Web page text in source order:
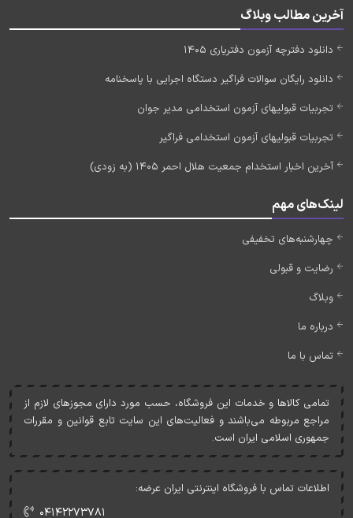
آخرین مطالب وبلاگ
دانلود دفترچه آزمون دفتریاری 1405
دانلود رایگان سوالات فراگیر دستگاه اجرایی با پاسخنامه
تجربیات قبولیهای آزمون استخدامی مدیر جوان
تجربیات قبولیهای آزمون استخدامی فراگیر
آخرین اخبار استخدام جمعیت هلال احمر 1405 (به زودی)
لینک‌های مهم
چهارشنبه‌های تخفیفی
رضایت و قبولی
وبلاگ
درباره ما
تماس با ما
تمامی کالاها و خدمات اين فروشگاه، حسب مورد دارای مجوزهای لازم از
مراجع مربوطه می‌باشند و فعاليت‌های اين سايت تابع قوانين و مقررات
جمهوری اسلامی ايران است.
اطلاعات تماس با فروشگاه اینترنتی ایران عرضه:
۰۴۱۴۲۲۷۳۷۸۱